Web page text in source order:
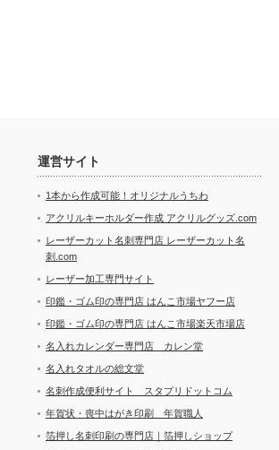
運営サイト
1本から作成可能！オリジナルうちわ
アクリルキーホルダー作成 アクリルグッズ.com
レーザーカット名刺専門店 レーザーカット名
刺.com
レーザー加工専門サイト
印鑑・ゴム印の専門店 はんこ市場ヤフー店
印鑑・ゴム印の専門店 はんこ市場楽天市場店
名入れカレンダー専門店 カレン堂
名入れタオルの総文堂
名刺作成便利サイト スタプリドットコム
年賀状・喪中はがき印刷 年賀職人
箔押し名刺印刷の専門店｜箔押しショップ